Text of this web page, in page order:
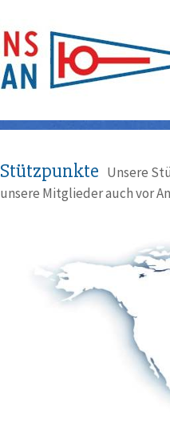
Stützpunkte Unsere
unsere Mitglieder auch vor